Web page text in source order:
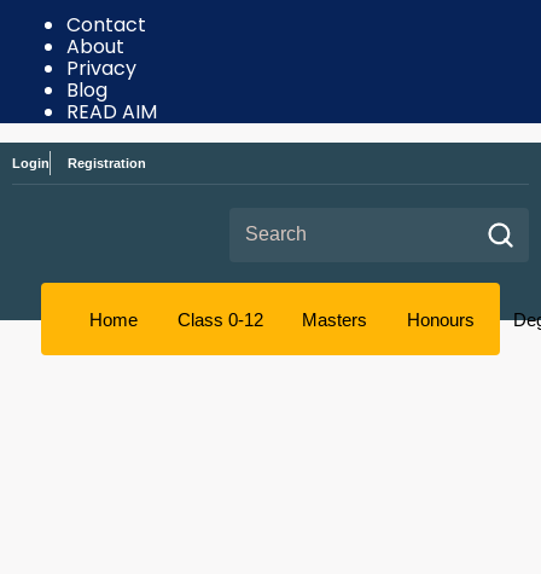
Contact
About
Privacy
Blog
READ AIM
Login Registration
Home Class 0-12 Masters Honours